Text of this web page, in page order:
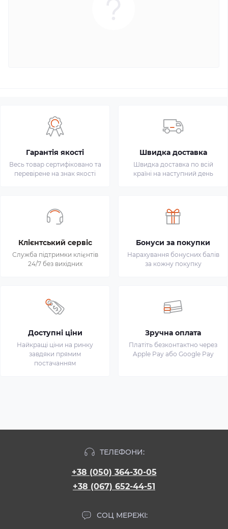
Гарантія якості
Весь товар сертифіковано та
перевірене на знак якості
Швидка доставка
Швидка доставка по всій
країні на наступний день
Клієнтський сервіс
Служба підтримки клієнтів
24/7 без вихідних
Бонуси за покупки
Нарахування бонусних балів
за кожну покупку
Доступні ціни
Найкращі ціни на ринку
завдяки прямим
постачанням
Зручна оплата
Платіть безконтактно через
Apple Pay або Google Pay
ТЕЛЕФОНИ:
+38 (050) 364-30-05
+38 (067) 652-44-51
СОЦ МЕРЕЖІ: